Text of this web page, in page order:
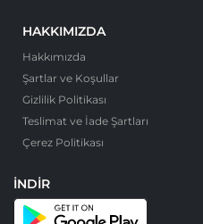
HAKKIMIZDA
Hakkımızda
Şartlar ve Koşullar
Gizlilik Politikası
Teslimat ve İade Şartları
Çerez Politikası
İNDIR